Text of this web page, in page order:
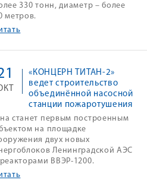
330 тонн, диаметр – более
метров.
«КОНЦЕРН ТИТАН-2»
ведет строительство
объединённой насосной
станции пожаротушения
станет первым построенным
на площадке
двух новых
Ленинградской АЭС
ВВЭР-1200.